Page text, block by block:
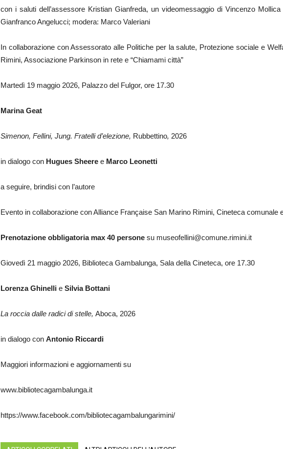
con i saluti dell’assessore Kristian Gianfreda, un videomessaggio di Vincenzo
Gianfranco Angelucci; modera: Marco Valeriani
In collaborazione con Assessorato alle Politiche per la salute, Protezione sociale e
Rimini, Associazione Parkinson in rete e “Chiamami città”
Martedì 19 maggio 2026, Palazzo del Fulgor, ore 17.30
Marina Geat
Simenon, Fellini, Jung. Fratelli d’elezione, Rubbettino, 2026
in dialogo con Hugues Sheere e Marco Leonetti
a seguire, brindisi con l’autore
Evento in collaborazione con Alliance Française San Marino Rimini, Cineteca comunale
Prenotazione obbligatoria max 40 persone su museofellini@comune.rimini.it
Giovedì 21 maggio 2026, Biblioteca Gambalunga, Sala della Cineteca, ore 17.30
Lorenza Ghinelli e Silvia Bottani
La roccia dalle radici di stelle, Aboca, 2026
in dialogo con Antonio Riccardi
Maggiori informazioni e aggiornamenti su
www.bibliotecagambalunga.it
https://www.facebook.com/bibliotecagambalungarimini/